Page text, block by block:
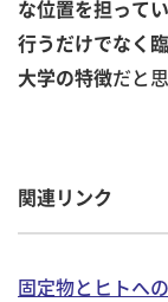
な位置を担って
行うだけでなく
大学の特徴だと
関連リンク
固定物とヒトへ